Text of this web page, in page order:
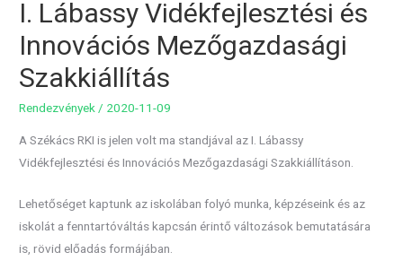
I. Lábassy Vidékfejlesztési és
Innovációs Mezőgazdasági
Szakkiállítás
Rendezvények / 2020-11-09
A Székács RKI is jelen volt ma standjával az I. Lábassy
Vidékfejlesztési és Innovációs Mezőgazdasági Szakkiállításon.
Lehetőséget kaptunk az iskolában folyó munka, képzéseink és az
iskolát a fenntartóváltás kapcsán érintő változások bemutatására
is, rövid előadás formájában.